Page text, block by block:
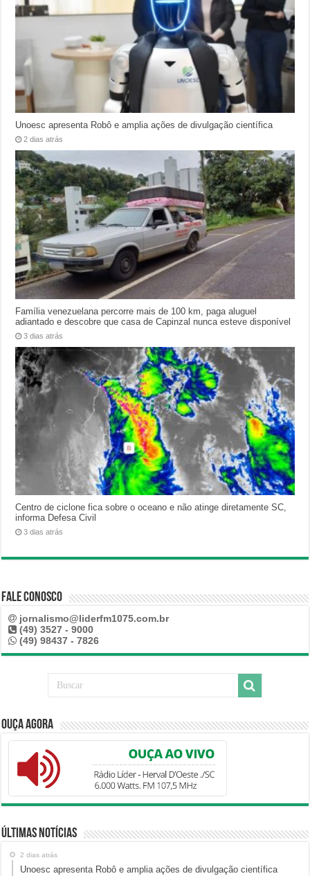
Unoesc apresenta Robô e amplia ações de divulgação científica
2 dias atrás
Família venezuelana percorre mais de 100 km, paga aluguel
adiantado e descobre que casa de Capinzal nunca esteve disponível
3 dias atrás
Centro de ciclone fica sobre o oceano e não atinge diretamente SC,
informa Defesa Civil
3 dias atrás
Fale Conosco
jornalismo@liderfm1075.com.br
(49) 3527 - 9000
(49) 98437 - 7826
Ouça Agora
Últimas Notícias
2 dias atrás
Unoesc apresenta Robô e amplia ações de divulgação científica